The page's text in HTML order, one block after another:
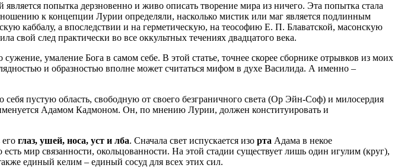
попытка дерзновенно и живо описать творение мира из ничего. Эта попытка стала
к концепции Лурии определяли, насколько мистик или маг является подлинным
каббалу, а впоследствии и на герметическую, на теософию Е. П. Блаватской, масонскую
свой след практически во все оккультных течениях двадцатого века.
умаление Бога в самом себе. В этой статье, точнее скорее сборнике отрывков из моих
и образностью вполне может считаться мифом в духе Василида. А именно –
себя пустую область, свободную от своего безграничного света (Ор Эйн-Соф) и милосердия
Адамом Кадмоном. Он, по мнению Лурии, должен конституировать и
глаз, ушей, носа, уст и лба. Сначала свет испускается изо рта Адама в некое
мир связанности, окольцованности. На этой стадии существует лишь один игулим (круг),
единый келим – единый сосуд для всех этих сил.